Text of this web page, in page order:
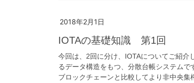
2018年2月1日
IOTAの基礎知識 第1回
今回は、2回に分け、IOTAについてご紹介
るデータ構造をもつ、分散台帳システムで
ブロックチェーンと比較してより非中央集